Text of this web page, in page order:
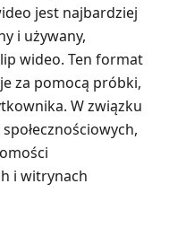
jest najbardziej
i używany,
wideo. Ten format
za pomocą próbki,
W związku
i witrynach